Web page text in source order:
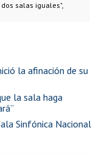
salas iguales",
la afinación de su
la sala haga
Sinfónica Nacional